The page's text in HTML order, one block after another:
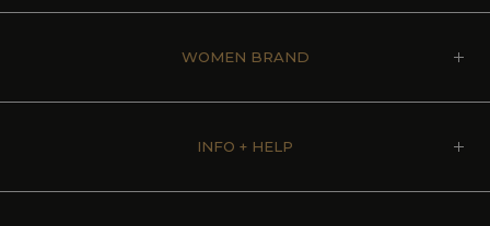
WOMEN BRAND
INFO + HELP